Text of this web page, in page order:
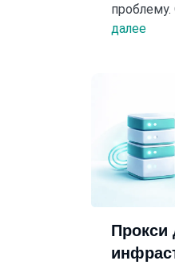
далее
Прокси